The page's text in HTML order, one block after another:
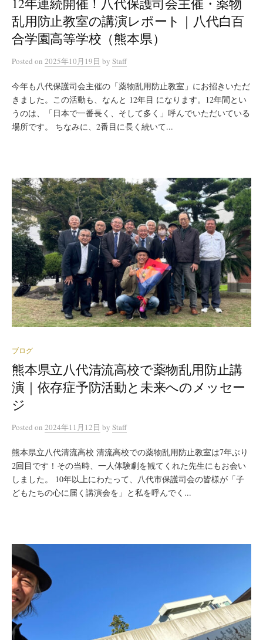
乱用防止教室の講演レポート｜八代白百
合学園高等学校（熊本県）
Posted on 2025年10月19日 by Staff
今年も八代保護司会主催の「薬物乱用防止教室」にお招きいただ
きました。この活動も、なんと 12年目 になります。12年間とい
うのは、「日本で一番長く、そして多く」呼んでいただいている
場所です。 ちなみに、2番目に長く続いて...
ブログ
熊本県立八代清流高校で薬物乱用防止講
演｜依存症予防活動と未来へのメッセー
ジ
Posted on 2024年11月12日 by Staff
熊本県立八代清流高校 清流高校での薬物乱用防止教室は7年ぶり
2回目です！その当時、一人体験劇を観てくれた先生にもお会い
しました。 10年以上にわたって、八代市保護司会の皆様が「子
どもたちの心に届く講演会を」と私を呼んでく...